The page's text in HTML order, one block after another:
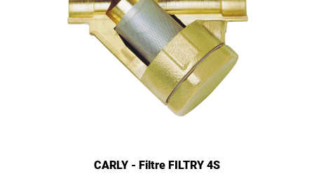
CARLY - Filtre FILTRY 4S